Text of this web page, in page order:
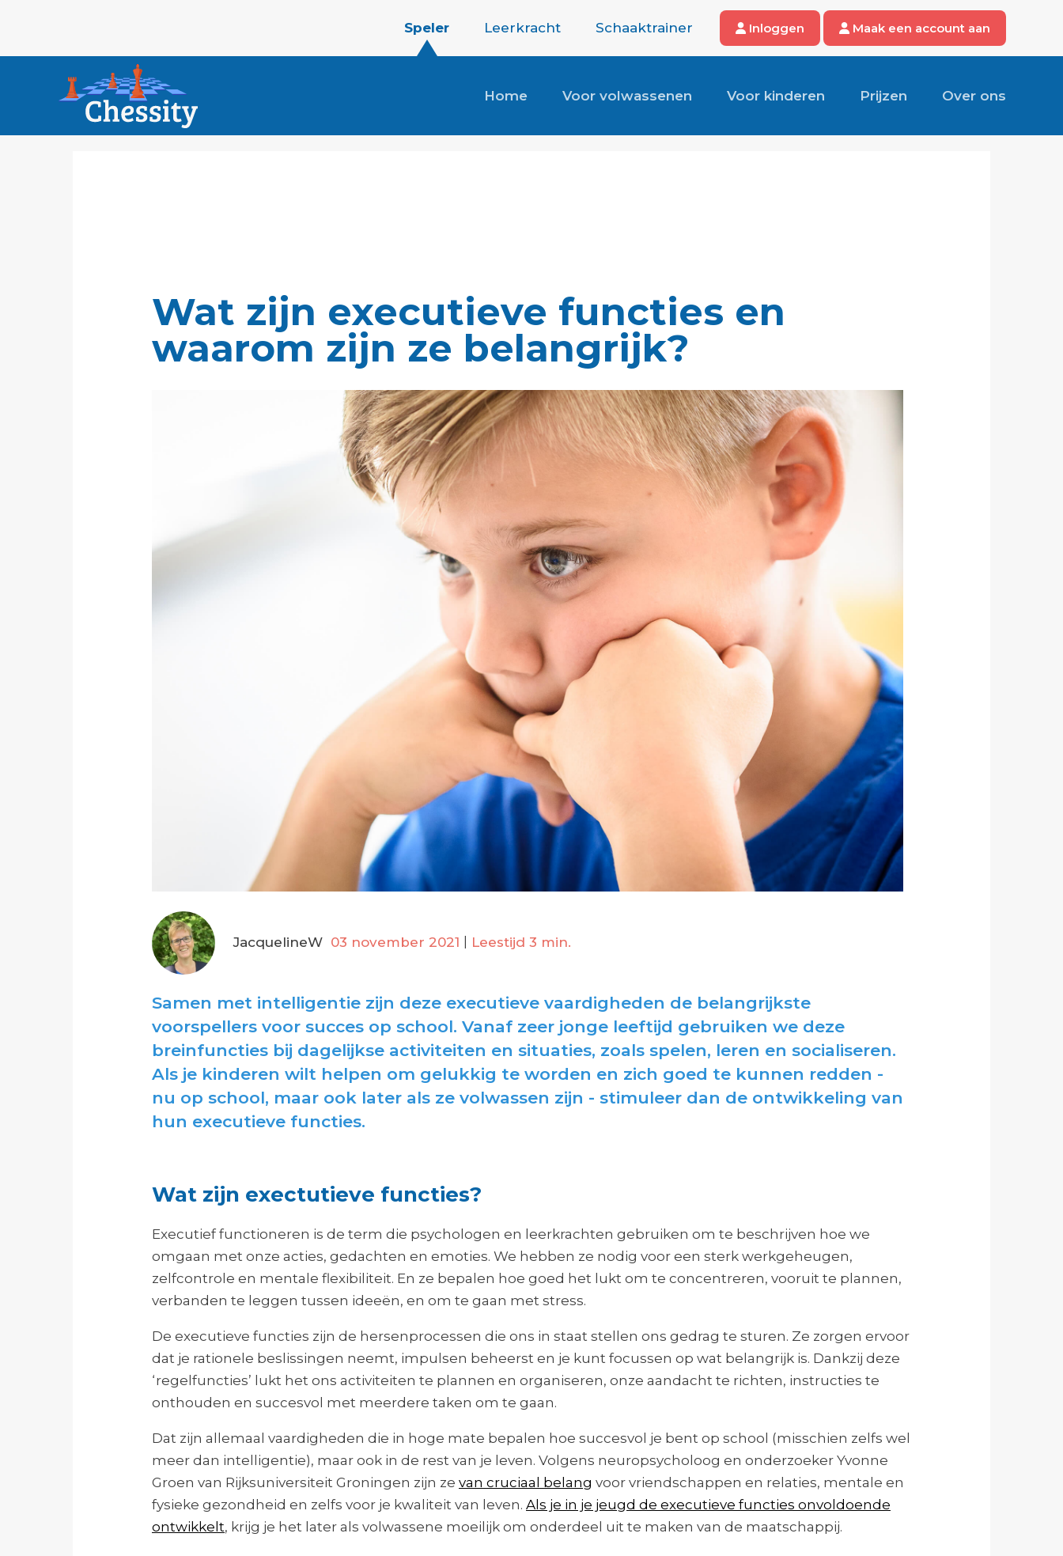
Speler Leerkracht Schaaktrainer Inloggen Maak een account aan
Home Voor volwassenen Voor kinderen Prijzen Over ons
Wat zijn executieve functies en
waarom zijn ze belangrijk?
JacquelineW 03 november 2021 Leestijd 3 min.
Samen met intelligentie zijn deze executieve vaardigheden de belangrijkste
voorspellers voor succes op school. Vanaf zeer jonge leeftijd gebruiken we deze
breinfuncties bij dagelijkse activiteiten en situaties, zoals spelen, leren en socialiseren.
Als je kinderen wilt helpen om gelukkig te worden en zich goed te kunnen redden -
nu op school, maar ook later als ze volwassen zijn - stimuleer dan de ontwikkeling van
hun executieve functies.
Wat zijn exectutieve functies?
Executief functioneren is de term die psychologen en leerkrachten gebruiken om te beschrijven hoe we
omgaan met onze acties, gedachten en emoties. We hebben ze nodig voor een sterk werkgeheugen,
zelfcontrole en mentale flexibiliteit. En ze bepalen hoe goed het lukt om te concentreren, vooruit te plannen,
verbanden te leggen tussen ideeën, en om te gaan met stress.
De executieve functies zijn de hersenprocessen die ons in staat stellen ons gedrag te sturen. Ze zorgen ervoor
dat je rationele beslissingen neemt, impulsen beheerst en je kunt focussen op wat belangrijk is. Dankzij deze
‘regelfuncties’ lukt het ons activiteiten te plannen en organiseren, onze aandacht te richten, instructies te
onthouden en succesvol met meerdere taken om te gaan.
Dat zijn allemaal vaardigheden die in hoge mate bepalen hoe succesvol je bent op school (misschien zelfs wel
meer dan intelligentie), maar ook in de rest van je leven. Volgens neuropsycholoog en onderzoeker Yvonne
Groen van Rijksuniversiteit Groningen zijn ze van cruciaal belang voor vriendschappen en relaties, mentale en
fysieke gezondheid en zelfs voor je kwaliteit van leven. Als je in je jeugd de executieve functies onvoldoende
ontwikkelt, krijg je het later als volwassene moeilijk om onderdeel uit te maken van de maatschappij.